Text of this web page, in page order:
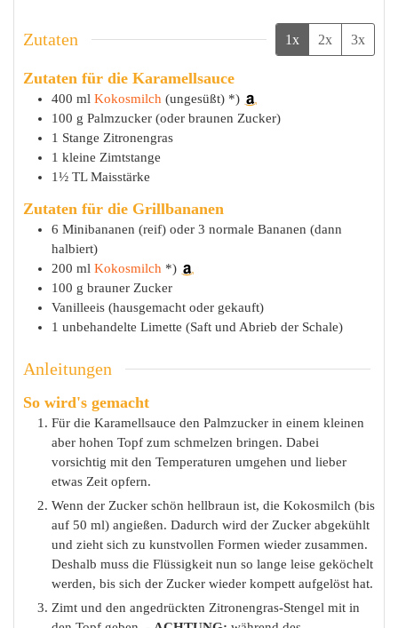
Zutaten 1x 2x 3x
Zutaten für die Karamellsauce
400 ml Kokosmilch (ungesüßt) *)
100 g Palmzucker (oder braunen Zucker)
1 Stange Zitronengras
1 kleine Zimtstange
1½ TL Maisstärke
Zutaten für die Grillbananen
6 Minibananen (reif) oder 3 normale Bananen (dann
halbiert)
200 ml Kokosmilch *)
100 g brauner Zucker
Vanilleeis (hausgemacht oder gekauft)
1 unbehandelte Limette (Saft und Abrieb der Schale)
Anleitungen
So wird's gemacht
Für die Karamellsauce den Palmzucker in einem kleinen
aber hohen Topf zum schmelzen bringen. Dabei
vorsichtig mit den Temperaturen umgehen und lieber
etwas Zeit opfern.
Wenn der Zucker schön hellbraun ist, die Kokosmilch (bis
auf 50 ml) angießen. Dadurch wird der Zucker abgekühlt
und zieht sich zu kunstvollen Formen wieder zusammen.
Deshalb muss die Flüssigkeit nun so lange leise geköchelt
werden, bis sich der Zucker wieder kompett aufgelöst hat.
Zimt und den angedrückten Zitronengras-Stengel mit in